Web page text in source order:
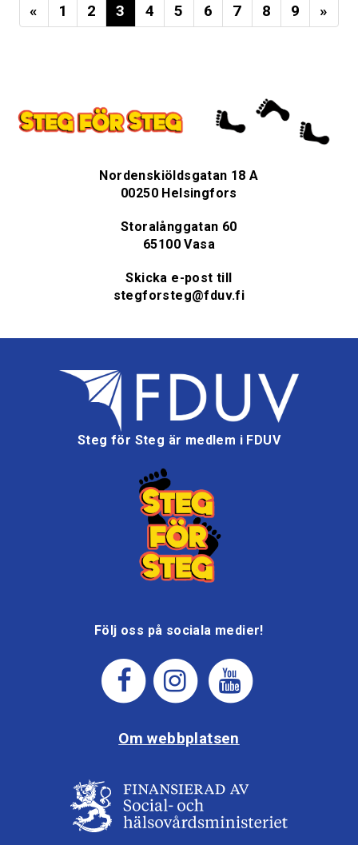
« 1 2 3 4 5 6 7 8 9 »
Nordenskiöldsgatan 18 A
00250 Helsingfors
Storalånggatan 60
65100 Vasa
Skicka e-post till
stegforsteg@fduv.fi
Steg för Steg är medlem i FDUV
Följ oss på sociala medier!
Om webbplatsen